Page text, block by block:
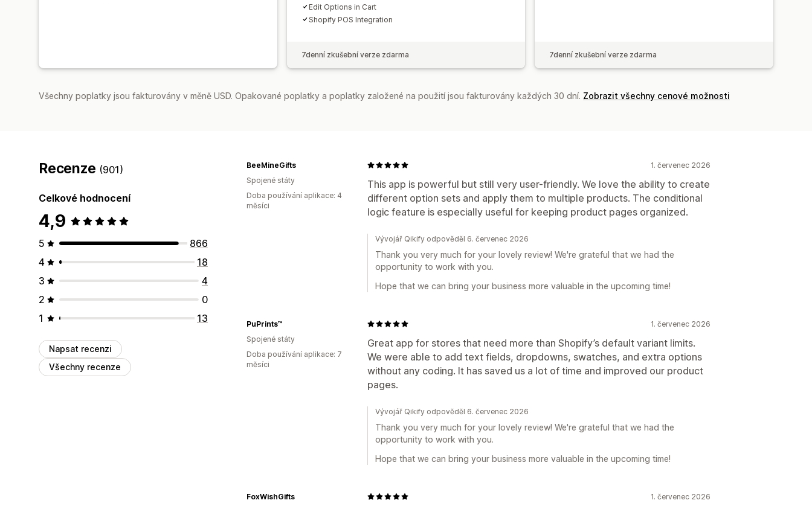
Edit Options in Cart
Shopify POS Integration
7denní zkušební verze zdarma 7denní zkušební verze zdarma
Všechny poplatky jsou fakturovány v měně USD. Opakované poplatky a poplatky založené na použití jsou fakturovány každých 30 dní. Zobrazit všechny cenové možnosti
Recenze (901)
Celkové hodnocení
4,9
5
866
4
18
3
4
2
0
1
13
Napsat recenzi
Všechny recenze
1. červenec 2026
This app is powerful but still very user-friendly. We love the ability to create
different option sets and apply them to multiple products. The conditional
logic feature is especially useful for keeping product pages organized.
BeeMineGifts
Spojené státy
Doba používání aplikace: 4
měsíci
Vývojář Qikify odpověděl 6. červenec 2026
Thank you very much for your lovely review! We're grateful that we had the
opportunity to work with you.
Hope that we can bring your business more valuable in the upcoming time!
1. červenec 2026
Great app for stores that need more than Shopify’s default variant limits.
We were able to add text fields, dropdowns, swatches, and extra options
without any coding. It has saved us a lot of time and improved our product
pages.
PuPrints™️
Spojené státy
Doba používání aplikace: 7
měsíci
Vývojář Qikify odpověděl 6. červenec 2026
Thank you very much for your lovely review! We're grateful that we had the
opportunity to work with you.
Hope that we can bring your business more valuable in the upcoming time!
1. červenec 2026
FoxWishGifts